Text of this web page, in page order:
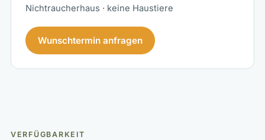
Nichtraucherhaus · keine Haustiere
Wunschtermin anfragen
VERFÜGBARKEIT